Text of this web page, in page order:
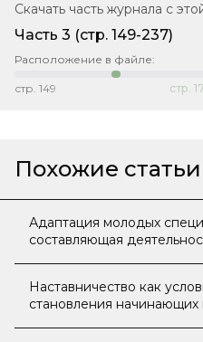
Скачать часть журнала с
Часть 3 (стр. 149-237)
Расположение в файле:
стр. 149 стр.
Похожие статьи
Адаптация молодых
составляющая
Наставничество как
становления начинающих